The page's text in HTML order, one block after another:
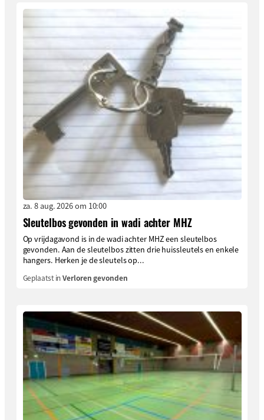
za. 8 aug. 2026 om 10:00
Sleutelbos gevonden in wadi achter MHZ
Op vrijdagavond is in de wadi achter MHZ een sleutelbos
gevonden. Aan de sleutelbos zitten drie huissleutels en enkele
hangers. Herken je de sleutels op...
Geplaatst inVerloren gevonden